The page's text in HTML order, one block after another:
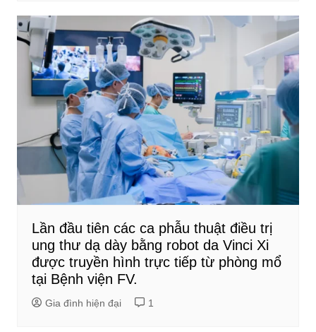
Lần đầu tiên các ca phẫu thuật điều trị
ung thư dạ dày bằng robot da Vinci Xi
được truyền hình trực tiếp từ phòng mổ
tại Bệnh viện FV.
Gia đình hiện đại 1